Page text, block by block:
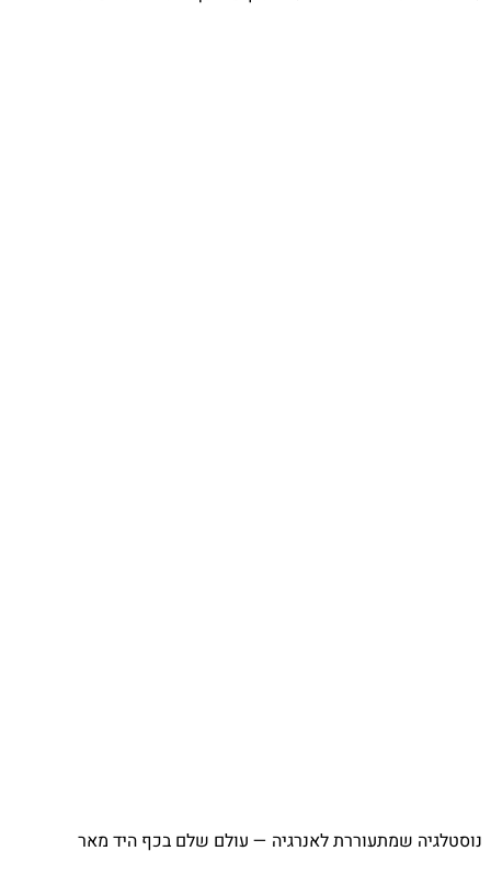
שמתעוררת לאנרגיה — עולם שלם בכף היד מאר